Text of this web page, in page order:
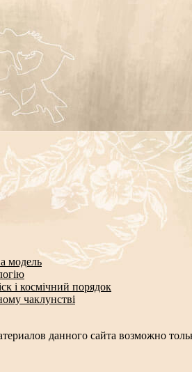
модель
і космічний порядок
чаклунстві
данного сайта возможно